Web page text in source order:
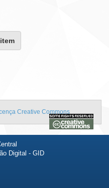
Creative Commons
Digital - GID